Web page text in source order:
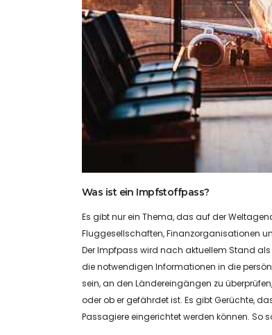
Was ist ein Impfstoffpass?
Es gibt nur ein Thema, das auf der
Fluggesellschaften, Finanzorganisationen
Der Impfpass wird nach aktuellem Stand
die notwendigen Informationen in die
sein, an den Ländereingängen zu
oder ob er gefährdet ist. Es gibt Gerüchte,
Passagiere eingerichtet werden können. So